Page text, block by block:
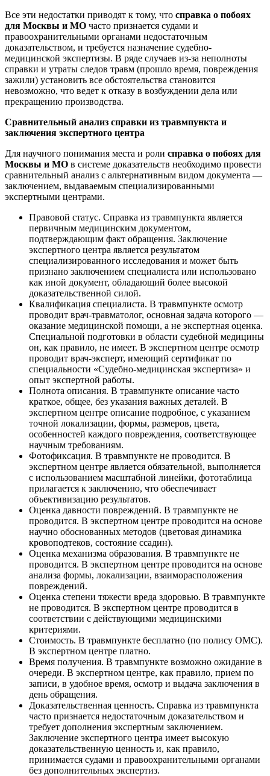
Все эти недостатки приводят к тому, что справка о побоях
для Москвы и МО часто признается судами и
правоохранительными органами недостаточным
доказательством, и требуется назначение судебно-
медицинской экспертизы. В ряде случаев из-за неполноты
справки и утраты следов травм (прошло время, повреждения
зажили) установить все обстоятельства становится
невозможно, что ведет к отказу в возбуждении дела или
прекращению производства.
Сравнительный анализ справки из травмпункта и
заключения экспертного центра
Для научного понимания места и роли справка о побоях для
Москвы и МО в системе доказательств необходимо провести
сравнительный анализ с альтернативным видом документа —
заключением, выдаваемым специализированными
экспертными центрами.
Правовой статус. Справка из травмпункта является
первичным медицинским документом,
подтверждающим факт обращения. Заключение
экспертного центра является результатом
специализированного исследования и может быть
признано заключением специалиста или использовано
как иной документ, обладающий более высокой
доказательственной силой.
Квалификация специалиста. В травмпункте осмотр
проводит врач-травматолог, основная задача которого —
оказание медицинской помощи, а не экспертная оценка.
Специальной подготовки в области судебной медицины
он, как правило, не имеет. В экспертном центре осмотр
проводит врач-эксперт, имеющий сертификат по
специальности «Судебно-медицинская экспертиза» и
опыт экспертной работы.
Полнота описания. В травмпункте описание часто
краткое, общее, без указания важных деталей. В
экспертном центре описание подробное, с указанием
точной локализации, формы, размеров, цвета,
особенностей каждого повреждения, соответствующее
научным требованиям.
Фотофиксация. В травмпункте не проводится. В
экспертном центре является обязательной, выполняется
с использованием масштабной линейки, фототаблица
прилагается к заключению, что обеспечивает
объективизацию результатов.
Оценка давности повреждений. В травмпункте не
проводится. В экспертном центре проводится на основе
научно обоснованных методов (цветовая динамика
кровоподтеков, состояние ссадин).
Оценка механизма образования. В травмпункте не
проводится. В экспертном центре проводится на основе
анализа формы, локализации, взаиморасположения
повреждений.
Оценка степени тяжести вреда здоровью. В травмпункте
не проводится. В экспертном центре проводится в
соответствии с действующими медицинскими
критериями.
Стоимость. В травмпункте бесплатно (по полису ОМС).
В экспертном центре платно.
Время получения. В травмпункте возможно ожидание в
очереди. В экспертном центре, как правило, прием по
записи, в удобное время, осмотр и выдача заключения в
день обращения.
Доказательственная ценность. Справка из травмпункта
часто признается недостаточным доказательством и
требует дополнения экспертным заключением.
Заключение экспертного центра имеет высокую
доказательственную ценность и, как правило,
принимается судами и правоохранительными органами
без дополнительных экспертиз.